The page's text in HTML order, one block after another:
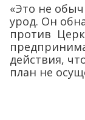
«Это не
урод. Он
против
действия,
план не